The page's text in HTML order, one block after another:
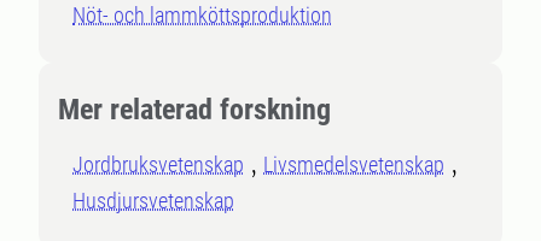
Nöt- och lammköttsproduktion
Mer relaterad forskning
Jordbruksvetenskap
Livsmedelsvetenskap
Husdjursvetenskap